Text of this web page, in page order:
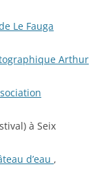
Le Fauga
Arthur
à Seix
d’eau ,